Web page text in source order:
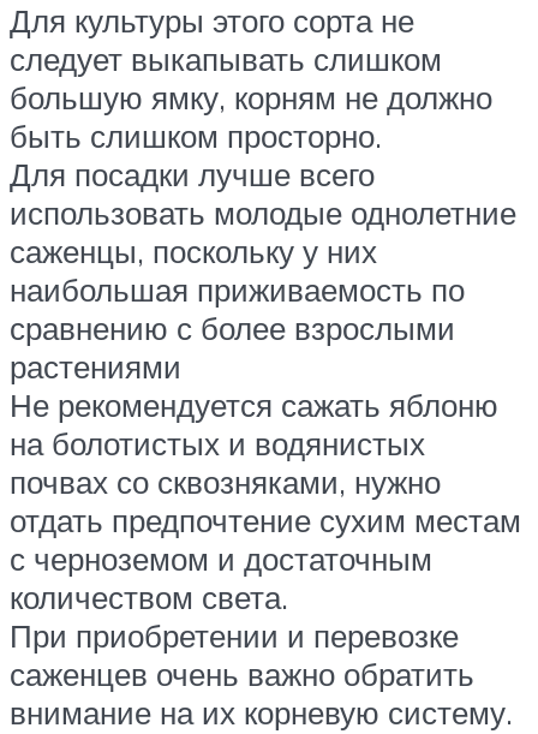
Для культуры этого сорта не
следует выкапывать слишком
большую ямку, корням не должно
быть слишком просторно.
Для посадки лучше всего
использовать молодые однолетние
саженцы, поскольку у них
наибольшая приживаемость по
сравнению с более взрослыми
растениями
Не рекомендуется сажать яблоню
на болотистых и водянистых
почвах со сквозняками, нужно
отдать предпочтение сухим местам
с черноземом и достаточным
количеством света.
При приобретении и перевозке
саженцев очень важно обратить
внимание на их корневую систему.